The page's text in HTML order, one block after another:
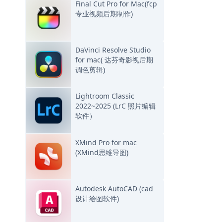
Final Cut Pro for Mac(fcp
专业视频后期制作)
DaVinci Resolve Studio
for mac( 达芬奇影视后期
调色剪辑)
Lightroom Classic
2022~2025 (LrC 照片编辑
软件）
XMind Pro for mac
(XMind思维导图)
Autodesk AutoCAD (cad
设计绘图软件)